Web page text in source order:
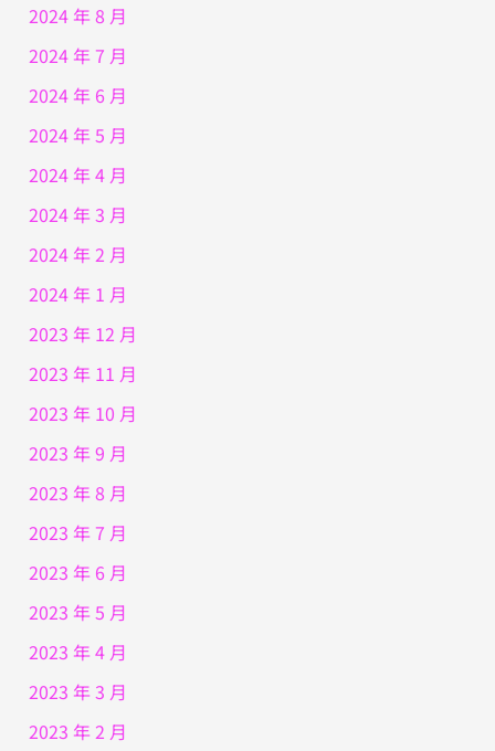
2024 年 8 月
2024 年 7 月
2024 年 6 月
2024 年 5 月
2024 年 4 月
2024 年 3 月
2024 年 2 月
2024 年 1 月
2023 年 12 月
2023 年 11 月
2023 年 10 月
2023 年 9 月
2023 年 8 月
2023 年 7 月
2023 年 6 月
2023 年 5 月
2023 年 4 月
2023 年 3 月
2023 年 2 月